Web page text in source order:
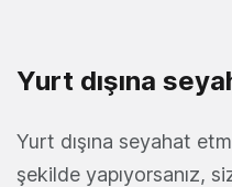
Yurt dışına
Yurt dışına seyahat
şekilde yapıyorsanız,